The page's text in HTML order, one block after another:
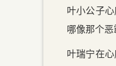
叶小公子
哪像那个
叶瑞宁在